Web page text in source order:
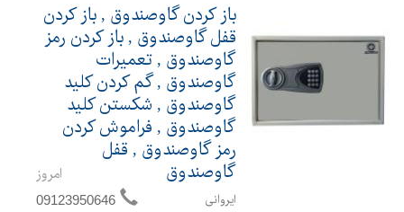
باز کردن گاوصندوق , باز کردن
قفل گاوصندوق , باز کردن رمز
گاوصندوق , تعمیرات
گاوصندوق , گم کردن کلید
گاوصندوق , شکستن کلید
گاوصندوق , فراموش کردن
رمز گاوصندوق , قفل
گاوصندوق
ایروانی
امروز
09123950646